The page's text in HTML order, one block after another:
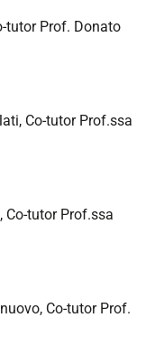
tutor Prof. Donato
Co-tutor Prof.ssa
Co-tutor Prof.ssa
Co-tutor Prof.